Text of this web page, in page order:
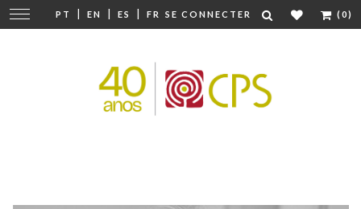
PT | EN | ES | FR SE CONNECTER (0)
Modifier
la